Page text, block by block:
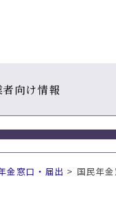
者向け情報
金窓口・届出 > 国民年